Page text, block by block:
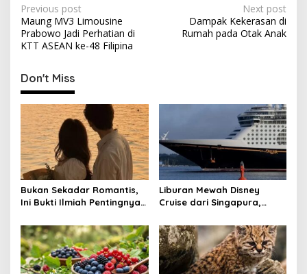
P
o
s
t
n
a
v
i
g
a
t
i
o
n
Previous post
Maung MV3 Limousine
Prabowo Jadi Perhatian di
KTT ASEAN ke-48 Filipina
Next post
Dampak Kekerasan di
Rumah pada Otak Anak
Don't Miss
Bukan Sekadar Romantis,
Ini Bukti Ilmiah Pentingnya
Liburan Mewah Disney
Cruise dari Singapura,